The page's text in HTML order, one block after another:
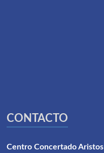
CONTACTO
Centro Concertado Aristos